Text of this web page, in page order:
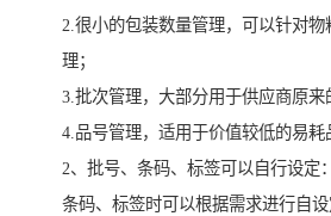
2.很小的包装数量管理，可以针对
理；
3.批次管理，大部分用于供应商原来
4.品号管理，适用于价值较低的易耗
2、批号、条码、标签可以自行设定
条码、标签时可以根据需求进行自设